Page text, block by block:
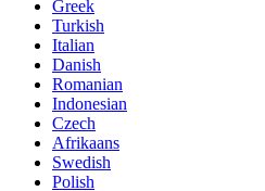
Greek
Turkish
Italian
Danish
Romanian
Indonesian
Czech
Afrikaans
Swedish
Polish